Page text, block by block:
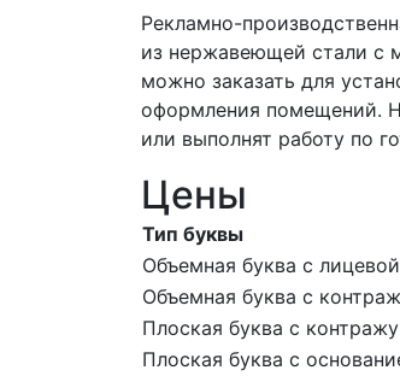
Рекламно-
из нержавеющей стали с
можно заказать для
оформления помещений.
или выполнят работу по
Цены
Тип буквы
Объемная буква с
Объемная буква с
Плоская буква с
Плоская буква с